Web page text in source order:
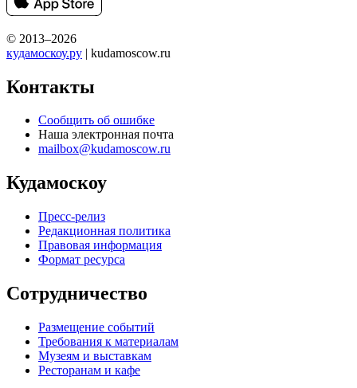
© 2013–2026
кудамоскоу.ру | kudamoscow.ru
Контакты
Сообщить об ошибке
Наша электронная почта
mailbox@kudamoscow.ru
Кудамоскоу
Пресс-релиз
Редакционная политика
Правовая информация
Формат ресурса
Сотрудничество
Размещение событий
Требования к материалам
Музеям и выставкам
Ресторанам и кафе